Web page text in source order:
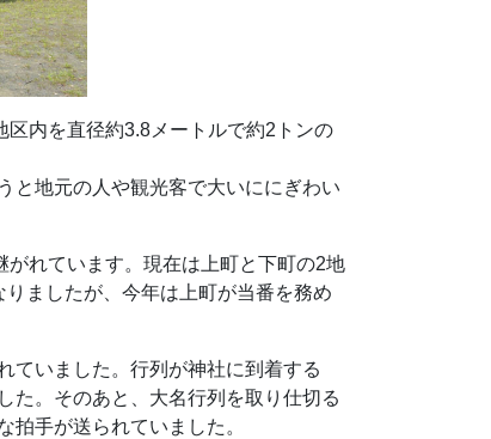
区内を直径約3.8メートルで約2トンの
と地元の人や観光客で大いににぎわい
れています。現在は上町と下町の2地
ましたが、今年は上町が当番を務め
ていました。 行列が神社に到着する
た。そのあと、大名行列を取り仕切る
手が送られていました。